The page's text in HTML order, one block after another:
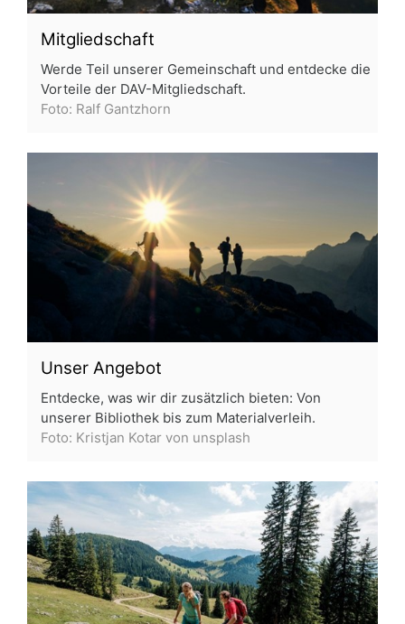
Mitgliedschaft
Werde Teil unserer Gemeinschaft und entdecke die
Vorteile der DAV-Mitgliedschaft.
Foto: Ralf Gantzhorn
Unser Angebot
Entdecke, was wir dir zusätzlich bieten: Von
unserer Bibliothek bis zum Materialverleih.
Foto: Kristjan Kotar von unsplash